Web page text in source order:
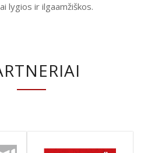
lygios ir ilgaamžiškos.